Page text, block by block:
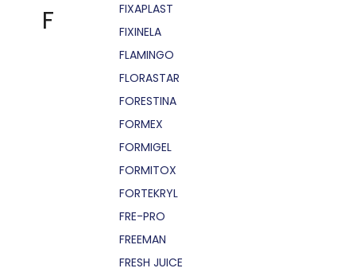
F
FIXAPLAST
FIXINELA
FLAMINGO
FLORASTAR
FORESTINA
FORMEX
FORMIGEL
FORMITOX
FORTEKRYL
FRE-PRO
FREEMAN
FRESH JUICE